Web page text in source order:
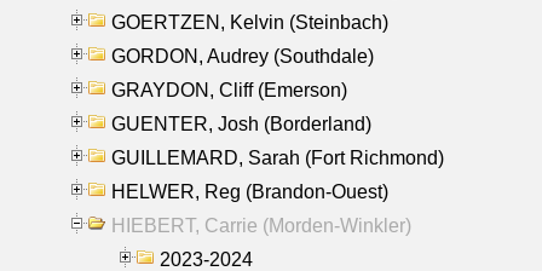
GOERTZEN, Kelvin (Steinbach)
GORDON, Audrey (Southdale)
GRAYDON, Cliff (Emerson)
GUENTER, Josh (Borderland)
GUILLEMARD, Sarah (Fort Richmond)
HELWER, Reg (Brandon-Ouest)
HIEBERT, Carrie (Morden-Winkler)
2023-2024